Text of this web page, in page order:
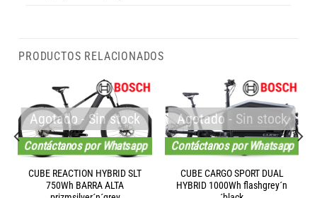
PRODUCTOS RELACIONADOS
Contáctanos por Whatsapp
Agotado - Sin stock
CUBE REACTION HYBRID SLT
750Wh BARRA ALTA
Contáctanos por Whatsapp
Agotado - Sin stock
CUBE CARGO SPORT DUAL
HYBRID 1000Wh flashgrey´n